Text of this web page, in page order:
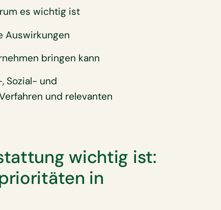
es wichtig ist
Auswirkungen
bringen kann
Sozial- und
und relevanten
wichtig ist:
in